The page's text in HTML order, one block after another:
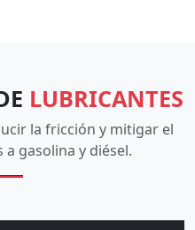
LUBRICANTES
la fricción y mitigar el
gasolina y diésel.